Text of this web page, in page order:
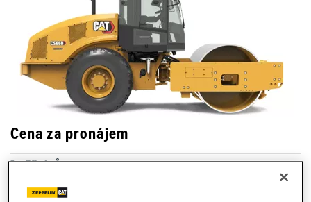
Cena za pronájem
1 - 22 dnů